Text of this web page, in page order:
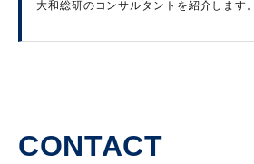
大和総研のコンサルタントを紹介します。
CONTACT